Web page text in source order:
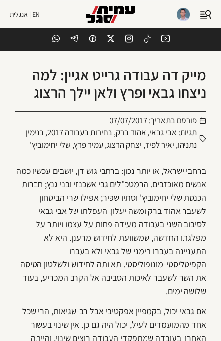
EN | אנגלית
מייק דה עבודה גרייט אגיין: למה
ניצחו גבאי ופרץ ולאן יילך הרצוג
פורסם בתאריך:07/07/2017
תגיות: אבי גבאי, אהוד ברק,בחירות בעבודה 2017 ,בנימין
נתניהו, יאיר לפיד, יצחק הרצוג,עמיר פרץ, שלי יחימוביץ'
ברחבי ישראל, או יותר נכון: ברחבי גוש דן, יושבים עכשיו כמה
אנשים מאוכזבים. הרמטכ"לים גבי אשכנזי ובני גנץ; חברות
הכנסת שלי יחימוביץ' וסתיו שפיר; אפילו שרי הביטחון
לשעבר אהוד ברק ומשה יעלון. העפלתו של אבי גבאי
לסיבוב השני בעבודה מעידה פחות על עצמו ויותר על
מפלגתו החדשה, שמשוועת לחידוש מרענן. היא לא
התעניינה בעברו הימני של גבאי ולא בעברו
הקפיטליסטי-מונופוליסטי. תאוותה לחידוש ולשלטון הטיסה
את השר לשעבר לאיכות הסביבה אל הקרב המכריע, בעוד
שלושה ימים.
אם גבאי יכול, בקמפיין אפקטיבי אבל רב-שגיאות, הרי שכל
אחד מהמועמדים לעיל, יכול היה גם כן. אין שינוי בעשור
האחרון בעובדה שמתפקדי העבודה רוצים שינוי, והייתה